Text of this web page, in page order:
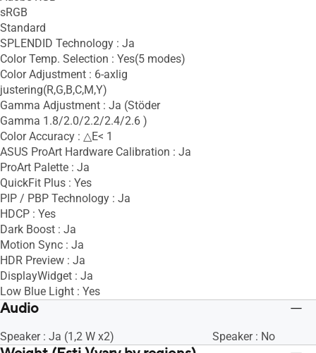
sRGB
Standard
SPLENDID Technology : Ja
Color Temp. Selection : Yes(5 modes)
Color Adjustment : 6-axlig
justering(R,G,B,C,M,Y)
Gamma Adjustment : Ja (Stöder
Gamma 1.8/2.0/2.2/2.4/2.6 )
Color Accuracy : △E< 1
ASUS ProArt Hardware Calibration : Ja
ProArt Palette : Ja
QuickFit Plus : Yes
PIP / PBP Technology : Ja
HDCP : Yes
Dark Boost : Ja
Motion Sync : Ja
HDR Preview : Ja
DisplayWidget : Ja
Low Blue Light : Yes
Audio
Speaker : Ja (1,2 W x2) Speaker : No